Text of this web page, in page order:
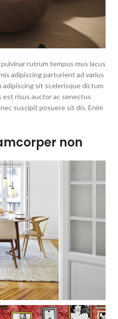
rutrum tempus mus lacus
adipiscing parturient ad varius
sit scelerisque dictum
est risus auctor ac senectus
suscipit posuere sit dis. Enim
non